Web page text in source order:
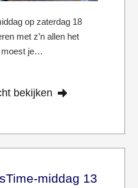
op zaterdag 18
met z’n allen het
moest je…
bekijken
middag 13